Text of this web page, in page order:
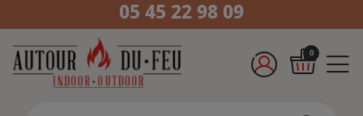
05 45 22 98 09
0